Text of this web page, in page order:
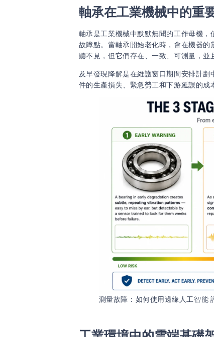
軸承在工業機械中的重
軸承是工業機械中默默無聞的工作母機
故障點。當軸承開始老化時，會在機器
聽不見，但它們存在、一致、可測量，並
及早發現降解是在維護窗口期間安排計
件的生產損失、緊急勞工和下游延誤的成
測量故障：如何使用邊緣人工智能